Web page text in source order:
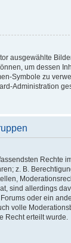
ausgewählte
um dessen
Symbole zu
Administration
Rechte
z. B.
sind allerdings
oder ein
volle
Recht erteilt wurde.